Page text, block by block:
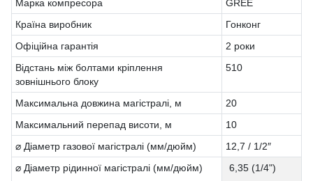
Марка компресора
GREE
Країна виробник
Гонконг
Офіційна гарантія
2 роки
Відстань між болтами кріплення
зовнішнього блоку
510
Максимальна довжина магістралі, м
20
Максимальний перепад висоти, м
10
⌀ Діаметр газової магістралі (мм/дюйм)
12,7 / 1/2″
⌀ Діаметр рідинної магістралі (мм/дюйм)
6,35 (1/4")